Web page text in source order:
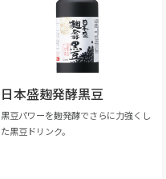
日本盛麹発酵黒豆
黒豆パワーを麹発酵でさらに力強くし
た黒豆ドリンク。